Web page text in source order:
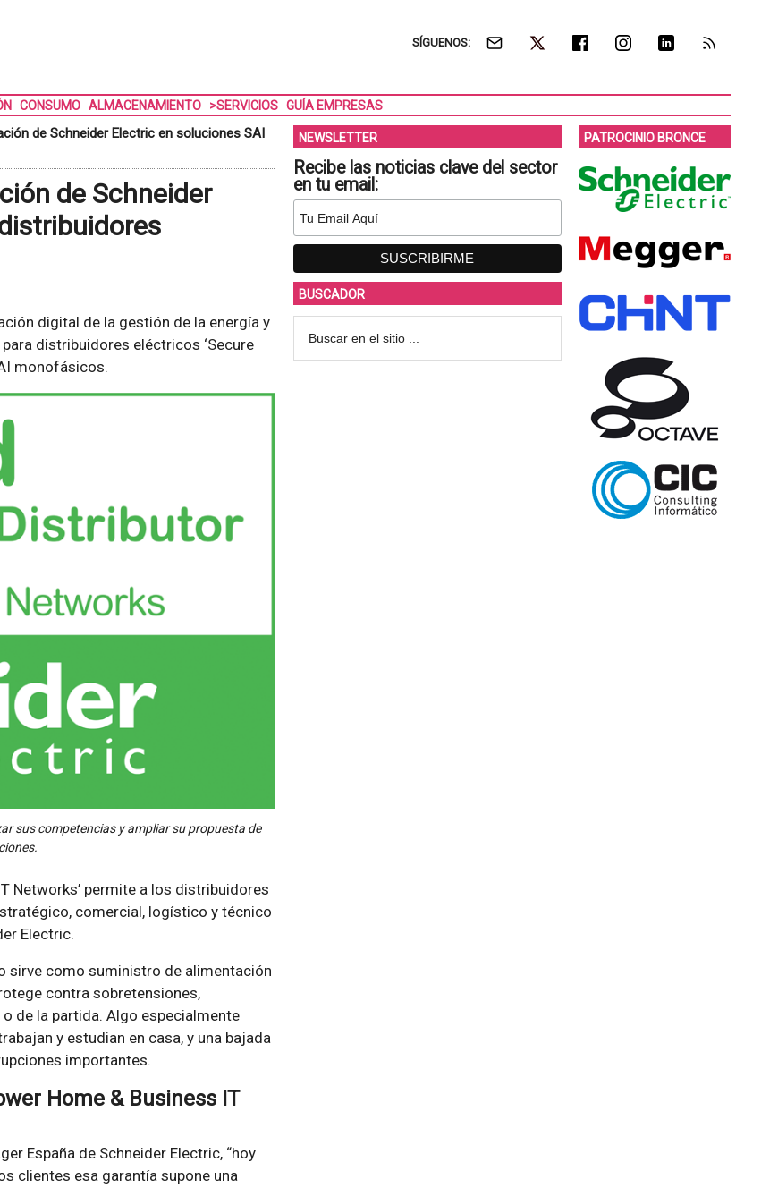
SÍGUENOS:
CONSUMO ALMACENAMIENTO >SERVICIOS GUÍA EMPRESAS
de Schneider Electric en soluciones SAI
de Schneider
digital de la gestión de la energía y
distribuidores eléctricos ‘Secure
monofásicos.
sus competencias y ampliar su propuesta de
Networks’ permite a los distribuidores
comercial, logístico y técnico
Electric.
sirve como suministro de alimentación
contra sobretensiones,
de la partida. Algo especialmente
y estudian en casa, y una bajada
importantes.
Home & Business IT
España de Schneider Electric, “hoy
clientes esa garantía supone una
NEWSLETTER
Recibe las noticias clave del sector
en tu email:
BUSCADOR
PATROCINIO BRONCE